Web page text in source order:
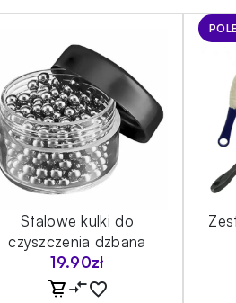
Stalowe kulki do
czyszczenia dzbana
19.90zł